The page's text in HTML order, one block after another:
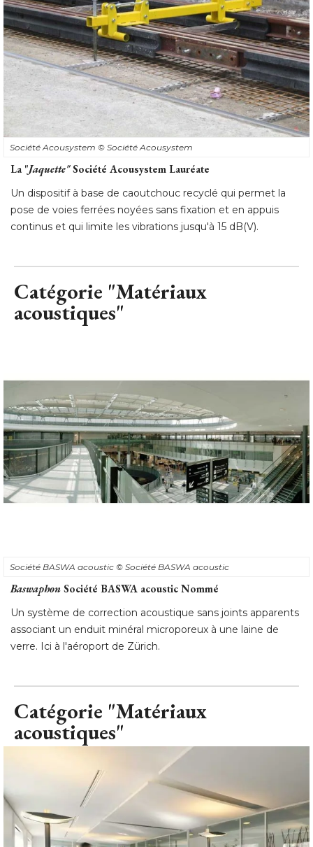
Société Acousystem © Société Acousystem
La "Jaquette" Société Acousystem Lauréate
Un dispositif à base de caoutchouc recyclé qui permet la
pose de voies ferrées noyées sans fixation et en appuis
continus et qui limite les vibrations jusqu'à 15 dB(V).
Catégorie "Matériaux
acoustiques"
Société BASWA acoustic © Société BASWA acoustic
Baswaphon Société BASWA acoustic Nommé
Un système de correction acoustique sans joints apparents
associant un enduit minéral microporeux à une laine de
verre. Ici à l'aéroport de Zürich.
Catégorie "Matériaux
acoustiques"